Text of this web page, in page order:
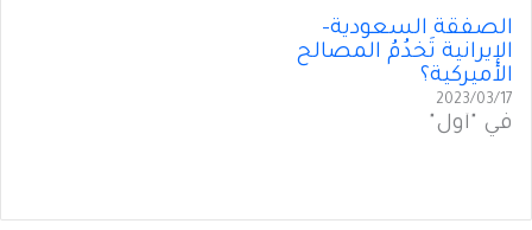
الصفقة السعودية-
الإيرانية تَخدُمُ المصالح
الأميركية؟
2023/03/17
في "أول"